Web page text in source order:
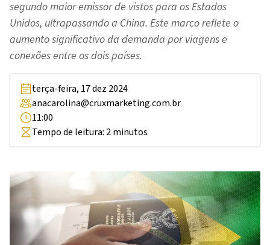
segundo maior emissor de vistos para os Estados
Unidos, ultrapassando a China. Este marco reflete o
aumento significativo da demanda por viagens e
conexões entre os dois países.
terça-feira, 17 dez 2024
anacarolina@cruxmarketing.com.br
11:00
Tempo de leitura: 2minutos